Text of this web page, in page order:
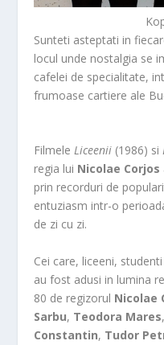
Sunteti asteptati in
locul unde nostalgia se
cafelei de specialitate,
frumoase cartiere ale
FilmeleLiceenii (1986) si
regia lui Nicolae Corjos
prin recorduri de
entuziasm intr-o
de zi cu zi.
Cei care, liceeni,
au fost adusi in lumina
80 de regizorul Nicolae
Sarbu, Teodora Mares,
Constantin, Tudor